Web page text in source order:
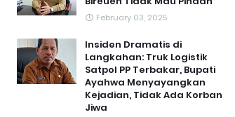
February 03, 2025
Insiden Dramatis di
Langkahan: Truk Logistik
Satpol PP Terbakar, Bupati
Ayahwa Menyayangkan
Kejadian, Tidak Ada Korban
Jiwa